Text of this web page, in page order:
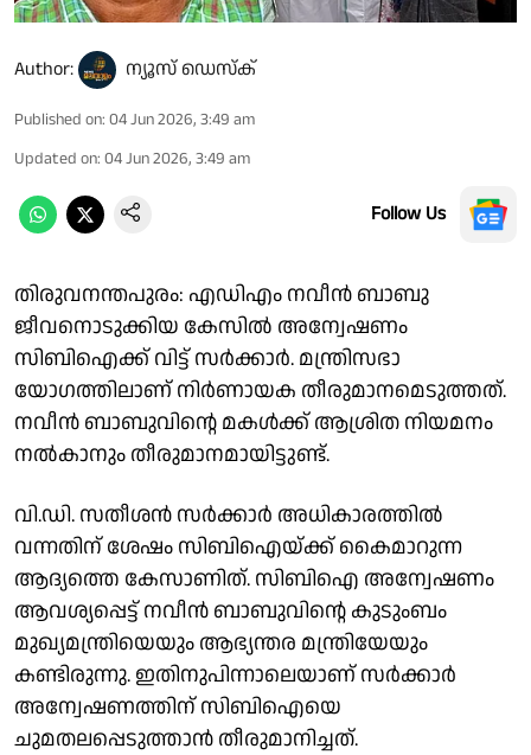
Author: ന്യൂസ് ഡെസ്ക്
Published on: 04 Jun 2026, 3:49 am
Updated on: 04 Jun 2026, 3:49 am
Follow Us
തിരുവനന്തപുരം: എഡിഎം നവീൻ ബാബു
ജീവനൊടുക്കിയ കേസിൽ അന്വേഷണം
സിബിഐക്ക് വിട്ട് സർക്കാർ. മന്ത്രിസഭാ
യോഗത്തിലാണ് നിർണായക തീരുമാനമെടുത്തത്.
നവീൻ ബാബുവിൻ്റെ മകൾക്ക് ആശ്രിത നിയമനം
നൽകാനും തീരുമാനമായിട്ടുണ്ട്.
വി.ഡി. സതീശൻ സർക്കാർ അധികാരത്തിൽ
വന്നതിന് ശേഷം സിബിഐയ്ക്ക് കൈമാറുന്ന
ആദ്യത്തെ കേസാണിത്. സിബിഐ അന്വേഷണം
ആവശ്യപ്പെട്ട് നവീന്‍ ബാബുവിൻ്റെ കുടുംബം
മുഖ്യമന്ത്രിയെയും ആഭ്യന്തര മന്ത്രിയേയും
കണ്ടിരുന്നു. ഇതിനുപിന്നാലെയാണ് സർക്കാർ
അന്വേഷണത്തിന് സിബിഐയെ
ചുമതലപ്പെടുത്താൻ തീരുമാനിച്ചത്.